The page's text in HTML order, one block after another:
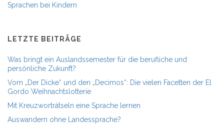
Sprachen bei Kindern
LETZTE BEITRÄGE
Was bringt ein Auslandssemester für die berufliche und
persönliche Zukunft?
Vom „Der Dicke“ und den „Decimos“: Die vielen Facetten der El
Gordo Weihnachtslotterie
Mit Kreuzworträtseln eine Sprache lernen
Auswandern ohne Landessprache?